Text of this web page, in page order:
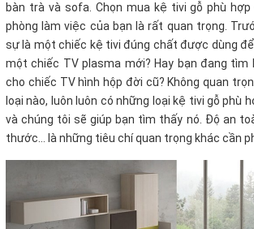
bàn trà và sofa. Chọn mua kệ tivi gỗ phù
phòng làm việc của bạn là rất quan trọng.
sự là một chiếc kệ tivi đúng chất được dùng để
một chiếc TV plasma mới? Hay bạn đang tìm
cho chiếc TV hình hộp đời cũ? Không quan
loại nào, luôn luôn có những loại kệ tivi gỗ phù
và chúng tôi sẽ giúp bạn tìm thấy nó. Độ an
thước… là những tiêu chí quan trọng khác cần